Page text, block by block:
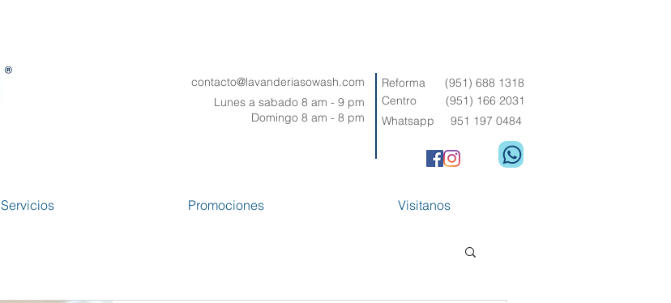
contacto@lavanderiasowash.com
Lunes a sabado 8 am - 9 pm
Domingo 8 am - 8 pm
Reforma (951) 688 1318
Centro (951) 166 2031
Whatsapp 951 197 0484
Servicios Promociones Visitanos